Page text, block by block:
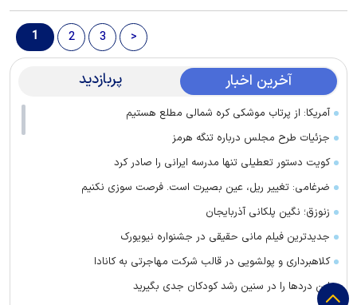
1 2 3 >
آخرین اخبار پربازدید
آمریکا: از پرتاب موشکی کره شمالی مطلع هستیم
جزئیات طرح مجلس درباره تنگه هرمز
کویت دستور تعطیلی تنها مدرسه ایرانی را صادر کرد
ضرغامی: تغییر ریل، عین بصیرت است. فرصت سوزی نکنیم
زنوزق؛ نگین پلکانی آذربایجان
جدیدترین فیلم مانی حقیقی در جشنواره نیویورک
کلاهبرداری و پولشویی در قالب شرکت مهاجرتی به کانادا
این درد‌ها را در سنین رشد کودکان جدی بگیرید